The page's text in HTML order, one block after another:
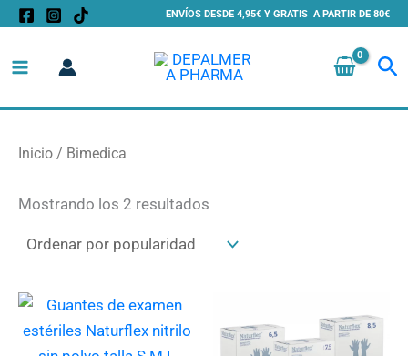
contenido
ENVÍOS DESDE 4,95€ Y GRATIS A PARTIR DE 80€
Inicio / Bimedica
Mostrando los 2 resultados
Ordenado
por
producto